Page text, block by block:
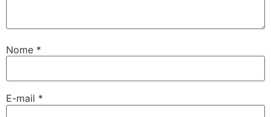
Nome *
E-mail *